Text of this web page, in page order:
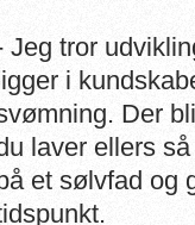
Jeg tror
i
Der
laver ellers
et sølvfad og